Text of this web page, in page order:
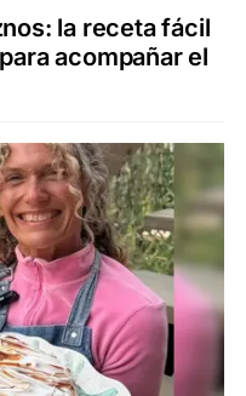
la receta fácil
acompañar el